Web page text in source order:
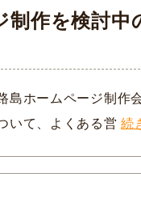
作を検討中
島ホームページ制作
いて、よくある営続